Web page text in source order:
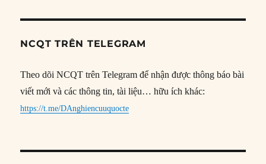
NCQT TRÊN TELEGRAM
Theo dõi NCQT trên Telegram để nhận được thông báo bài
viết mới và các thông tin, tài liệu… hữu ích khác:
https://t.me/DAnghiencuuquocte